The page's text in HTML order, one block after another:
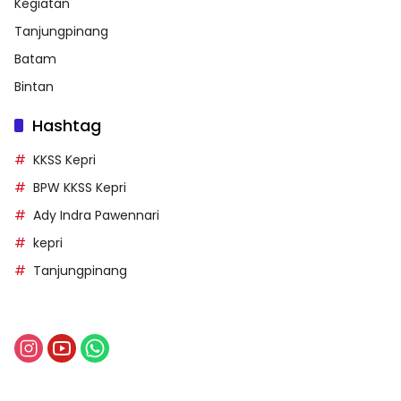
Tanjungpinang
Batam
Bintan
Hashtag
KKSS Kepri
BPW KKSS Kepri
Ady Indra Pawennari
kepri
Tanjungpinang